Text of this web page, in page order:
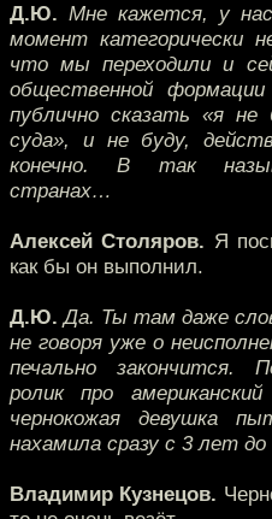
Д.Ю. Мне кажется, у
момент категорически
что мы переходили и
общественной
публично сказать «я
суда», и не буду,
конечно. В так
странах…
Алексей Столяров. Я
как бы он выполнил.
Д.Ю. Да. Ты там даже
не говоря уже о
печально
ролик про
чернокожая девушка
нахамила сразу с 3 лет до
Владимир Кузнецов.